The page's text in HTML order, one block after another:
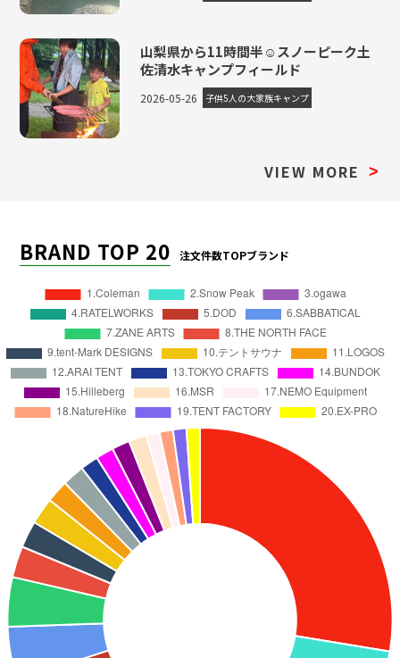
山梨県から11時間半☺スノーピーク土
佐清水キャンプフィールド
2026-05-26 子供5人の大家族キャンプ
VIEW MORE >
BRAND TOP 20 注文件数TOPブランド